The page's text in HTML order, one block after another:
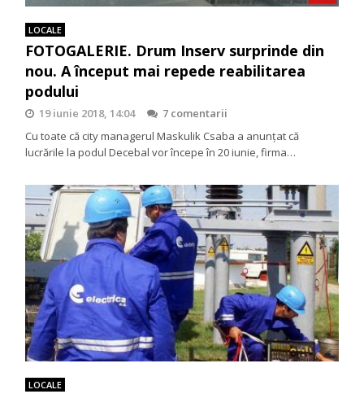
LOCALE
FOTOGALERIE. Drum Inserv surprinde din
nou. A început mai repede reabilitarea
podului
19 iunie 2018, 14:04
7 comentarii
Cu toate că city managerul Maskulik Csaba a anunțat că
lucrările la podul Decebal vor începe în 20 iunie, firma…
LOCALE